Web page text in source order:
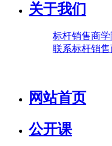
关于我们
标杆销售商学
联系标杆销
网站首页
公开课